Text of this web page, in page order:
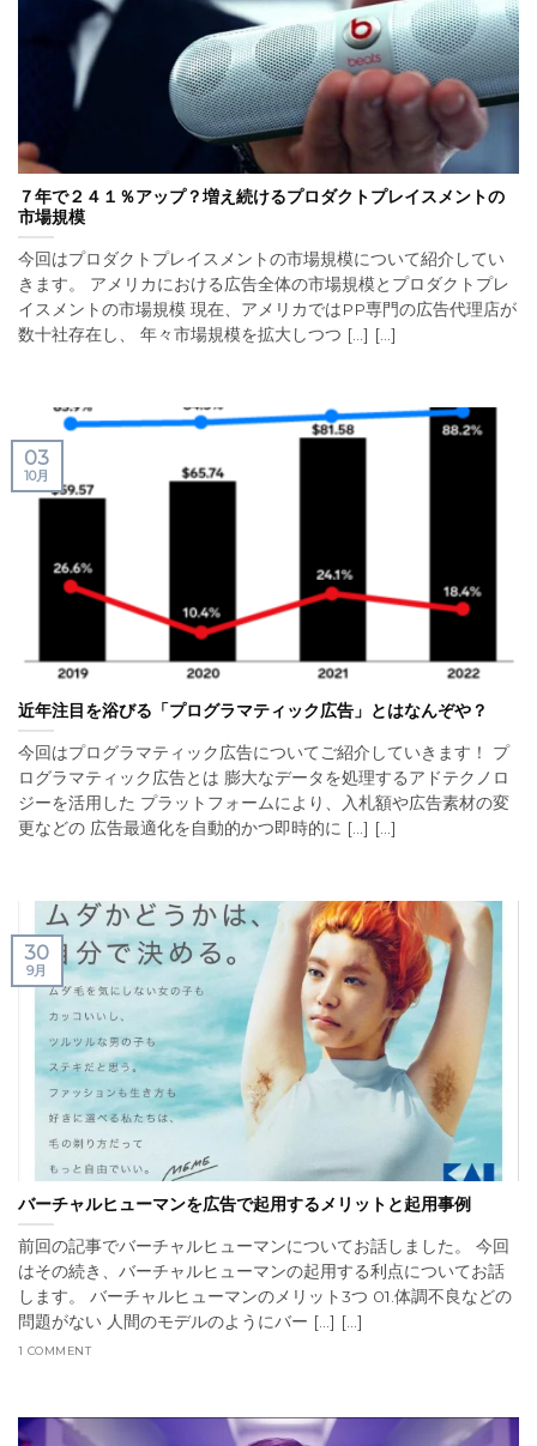
７年で２４１％アップ？増え続けるプロダクトプレイスメントの
市場規模
今回はプロダクトプレイスメントの市場規模について紹介してい
きます。 アメリカにおける広告全体の市場規模とプロダクトプレ
イスメントの市場規模 現在、アメリカではPP専門の広告代理店が
数十社存在し、 年々市場規模を拡大しつつ [...] [...]
近年注目を浴びる「プログラマティック広告」とはなんぞや？
今回はプログラマティック広告についてご紹介していきます！ プ
ログラマティック広告とは 膨大なデータを処理するアドテクノロ
ジーを活用した プラットフォームにより、入札額や広告素材の変
更などの 広告最適化を自動的かつ即時的に [...] [...]
03
10月
バーチャルヒューマンを広告で起用するメリットと起用事例
前回の記事でバーチャルヒューマンについてお話しました。 今回
はその続き、バーチャルヒューマンの起用する利点についてお話
します。 バーチャルヒューマンのメリット3つ 01.体調不良などの
問題がない 人間のモデルのようにバー [...] [...]
1 COMMENT
30
9月